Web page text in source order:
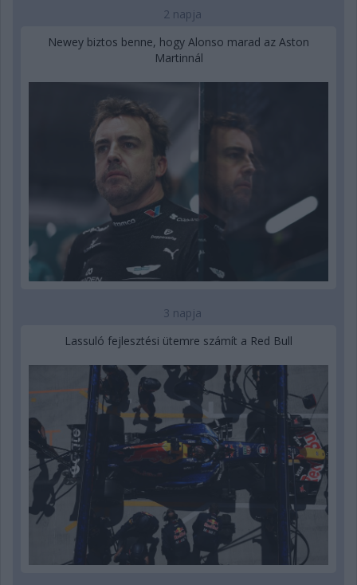
2 napja
Newey biztos benne, hogy Alonso marad az Aston
Martinnál
3 napja
Lassuló fejlesztési ütemre számít a Red Bull